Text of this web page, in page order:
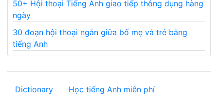
50+ Hội thoại Tiếng Anh giao tiếp thông dụng hàng
ngày
30 đoạn hội thoại ngắn giữa bố mẹ và trẻ bằng
tiếng Anh
Dictionary
Học tiếng Anh miễn phí